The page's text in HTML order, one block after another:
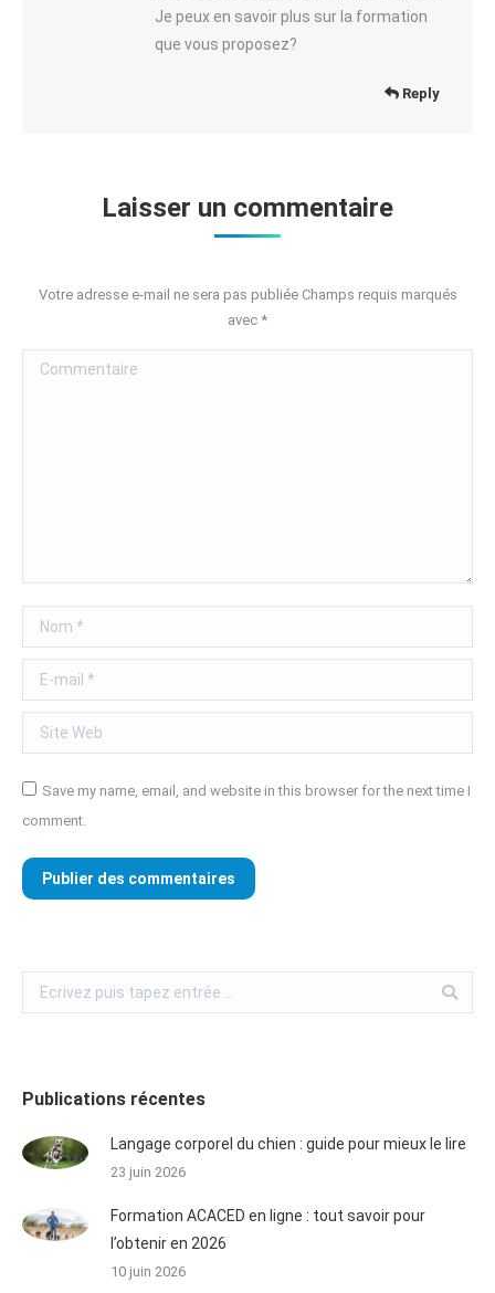
Je peux en savoir plus sur la formation
que vous proposez?
Reply
Laisser un commentaire
Votre adresse e-mail ne sera pas publiée Champs requis marqués
avec *
Commentaire
Nom *
E-mail *
Site Web
Save my name, email, and website in this browser for the next time I
comment.
Publier des commentaires
Publications récentes
Langage corporel du chien : guide pour mieux le lire
23 juin 2026
Formation ACACED en ligne : tout savoir pour
l’obtenir en 2026
10 juin 2026